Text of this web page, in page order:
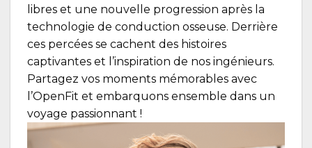
libres et une nouvelle progression après la
technologie de conduction osseuse. Derrière
ces percées se cachent des histoires
captivantes et l’inspiration de nos ingénieurs.
Partagez vos moments mémorables avec
l’OpenFit et embarquons ensemble dans un
voyage passionnant !